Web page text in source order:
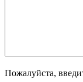
Пожалуйста,